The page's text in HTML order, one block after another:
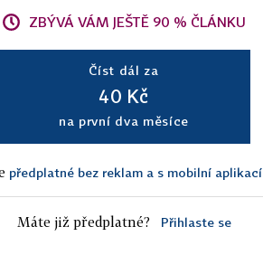
ZBÝVÁ VÁM JEŠTĚ 90 % ČLÁNKU
Číst dál za
40 Kč
na první dva měsíce
předplatné bez reklam a s mobilní aplikací
Máte již předplatné? Přihlaste se